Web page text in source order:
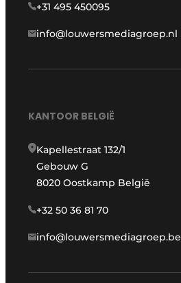
+31 495 450095
info@louwersmediagroep.nl
KANTOOR BELGIË
Kapellestraat 132/1
Gebouw G
8020 Oostkamp België
+32 50 36 81 70
info@louwersmediagroep.be